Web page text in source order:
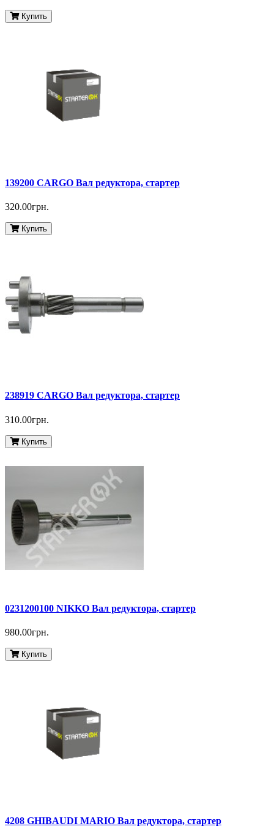
Купить
139200 CARGO Вал редуктора, стартер
320.00грн.
Купить
238919 CARGO Вал редуктора, стартер
310.00грн.
Купить
0231200100 NIKKO Вал редуктора, стартер
980.00грн.
Купить
4208 GHIBAUDI MARIO Вал редуктора, стартер